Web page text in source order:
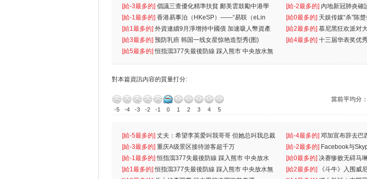
首位
一
[給-3最多的] 倡議三查優化精準扶貧 鄺美雲鼓勵中港學
生
[給-2最多的] 內地新冠肺炎確
人
[給-1最多的] 香港易事泊（HKeSP）——“易联（eLin
k）”项目
[給0最多的] 天娱传媒“杀”陈
[給1最多的] 外資連續9月淨增持中國債 加速吸人幣資產 [給2最多的] 慕尼黑狂欢派对
[給3最多的] 预防乳癌 韩国一线女星惊艳造型秀(图) [給4最多的] 十三届华表奖优
[給5最多的]恒指瀉377失最後防線 踩入熊市 中央放水無
對本篇資訊內容的質量打分:
-5 -4 -3 -2 -1 0 1 2 3 4 5
當前平均分：
[給-5最多的] 丈夫：希望李英爱叫我哥哥 但她总叫我总裁
先
[給-4最多的] 邓加宣布辞去巴
离
[給-3最多的] 重庆A级景区接待游客超千万 [給-2最多的] Facebook与
[給-1最多的]恒指瀉377失最後防線 踩入熊市 中央放水
無
[給0最多的] 决赛惨败无碍马
[給1最多的]恒指瀉377失最後防線 踩入熊市 中央放水無 [給2最多的]
《斗牛》入围威